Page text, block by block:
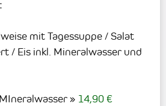
mit Tagessuppe / Salat
/ Eis inkl. Mineralwasser und
14,90 €